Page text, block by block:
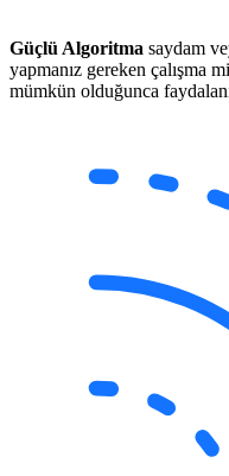
Güçlü Algoritma saydam
yapmanız gereken çalışma
mümkün olduğunca